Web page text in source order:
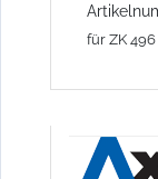
für ZK 496